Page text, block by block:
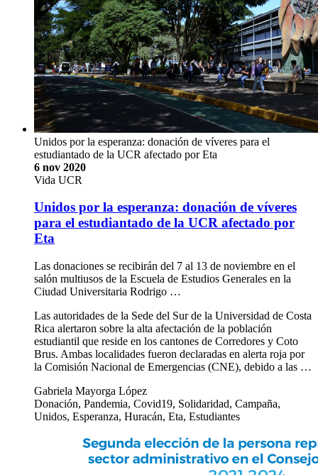
Unidos por la esperanza: donación de víveres para el
estudiantado de la UCR afectado por Eta
6 nov 2020
Vida UCR
Unidos por la esperanza: donación de víveres
para el estudiantado de la UCR afectado por
Eta
Las donaciones se recibirán del 7 al 13 de noviembre en el
salón multiusos de la Escuela de Estudios Generales en la
Ciudad Universitaria Rodrigo …
Las autoridades de la Sede del Sur de la Universidad de Costa
Rica alertaron sobre la alta afectación de la población
estudiantil que reside en los cantones de Corredores y Coto
Brus. Ambas localidades fueron declaradas en alerta roja por
la Comisión Nacional de Emergencias (CNE), debido a las …
Gabriela Mayorga López
Donación, Pandemia, Covid19, Solidaridad, Campaña,
Unidos, Esperanza, Huracán, Eta, Estudiantes